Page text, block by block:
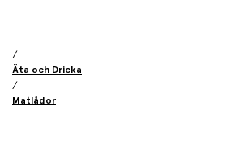
/
Äta och Dricka
/
Matlådor